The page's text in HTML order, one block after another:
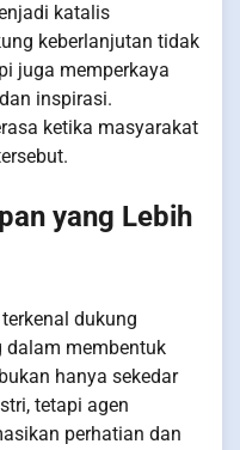
katalis
keberlanjutan tidak
juga memperkaya
inspirasi.
ketika masyarakat
yang Lebih
dukung
dalam membentuk
hanya sekedar
tetapi agen
perhatian dan